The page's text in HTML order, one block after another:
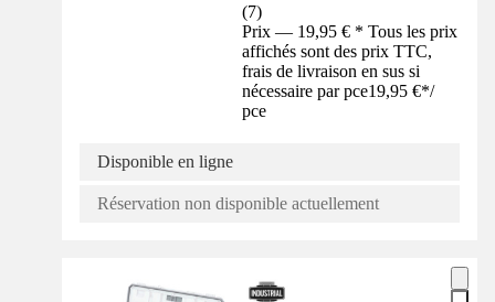
(7)
Prix — 19,95 € * Tous les prix
affichés sont des prix TTC,
frais de livraison en sus si
nécessaire par pce19,95 €*/
pce
Disponible en ligne
Réservation non disponible actuellement